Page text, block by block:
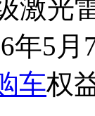
激光
年5
车权